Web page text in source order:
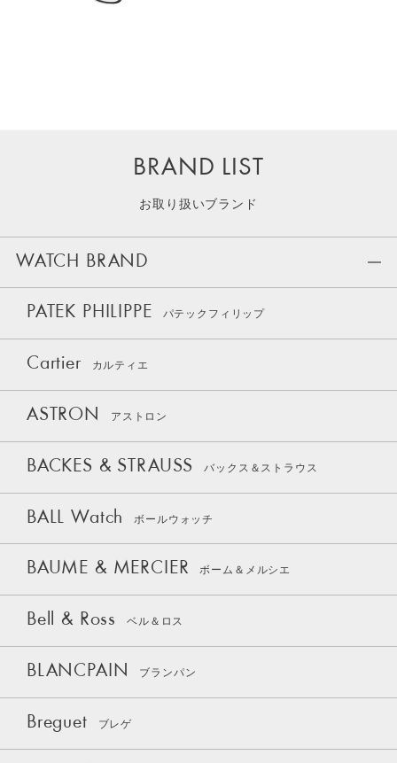
BRAND LIST
お取り扱いブランド
WATCH BRAND
PATEK PHILIPPE パテックフィリップ
Cartier カルティエ
ASTRON アストロン
BACKES & STRAUSS バックス＆ストラウス
BALL Watch ボールウォッチ
BAUME & MERCIER ボーム＆メルシエ
Bell & Ross ベル＆ロス
BLANCPAIN ブランパン
Breguet ブレゲ